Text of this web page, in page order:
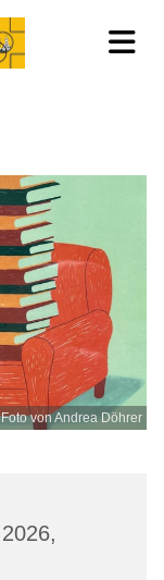
von Andrea Döhrer